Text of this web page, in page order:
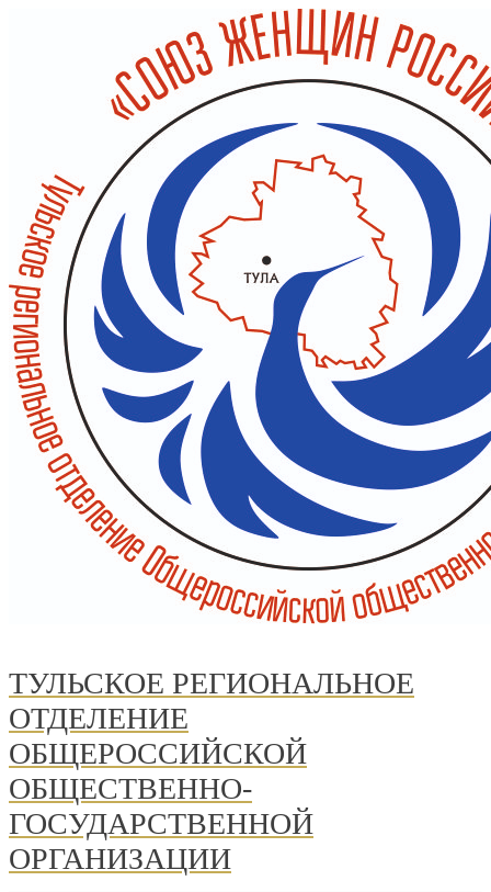
ТУЛЬСКОЕ РЕГИОНАЛЬНОЕ
ОТДЕЛЕНИЕ
ОБЩЕРОССИЙСКОЙ
ОБЩЕСТВЕННО-
ГОСУДАРСТВЕННОЙ
ОРГАНИЗАЦИИ